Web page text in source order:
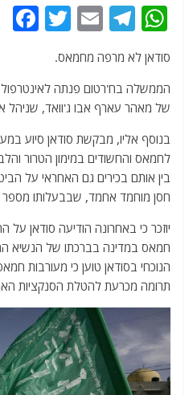
W
h
at
s
A
p
p
T
e
g
ra
m
E
ai
l
T
er
e
k
סודאן לא מרפה מחמאס.
הממשלה בח'רטום פנתה
של מאהר עארף אבו ג'וואד,
בנוסף אליו, מבקשת סודאן סיוע
לחמאס והחשודים במימון הטרור
בין אותם בכירים גם האחראי על
חסן מוחמד אחמד, שבבעלותו מספר
יוזכר כי באחרונה הודיעה סודאן
חמאס במדינה בברכתו של הנשיא
הנוכחי בסודאן טוען כי מעורבות
תרומה מכרעת להטלת הסנקציות